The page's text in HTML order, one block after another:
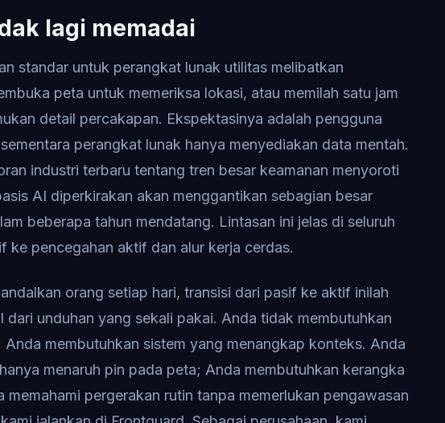
lagi memadai
standar untuk perangkat lunak utilitas melibatkan
peta untuk memeriksa lokasi, atau memilah satu jam
detail percakapan. Ekspektasinya adalah pengguna
perangkat lunak hanya menyediakan data mentah.
industri terbaru tentang tren besar keamanan menyoroti
AI diperkirakan akan menggantikan sebagian besar
beberapa tahun mendatang. Lintasan ini jelas di seluruh
ke pencegahan aktif dan alur kerja cerdas.
orang setiap hari, transisi dari pasif ke aktif inilah
dari unduhan yang sekali pakai. Anda tidak membutuhkan
membutuhkan sistem yang menangkap konteks. Anda
menaruh pin pada peta; Anda membutuhkan kerangka
pergerakan rutin tanpa memerlukan pengawasan